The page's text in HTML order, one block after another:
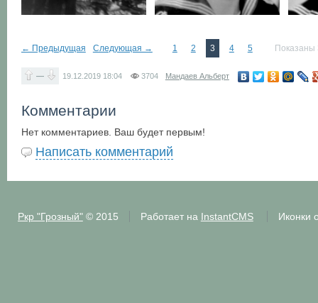
← Предыдущая Следующая → 1 2 3 4 5 Показаны
— 19.12.2019 18:04 3704 Мандаев Альберт
Комментарии
Нет комментариев. Ваш будет первым!
Написать комментарий
Ркр "Грозный"© 2015 Работает на InstantCMS Иконки